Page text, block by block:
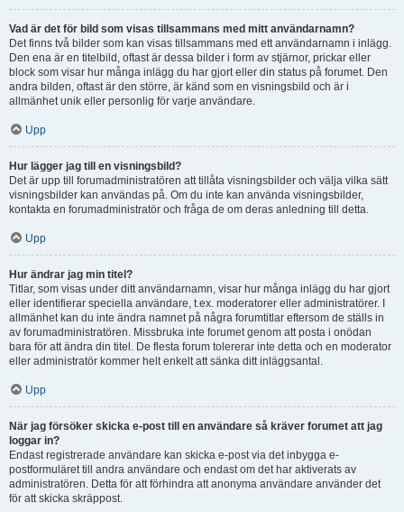
Vad är det för bild som visas tillsammans med mitt användarnamn?
Det finns två bilder som kan visas tillsammans med ett användarnamn i inlägg.
Den ena är en titelbild, oftast är dessa bilder i form av stjärnor, prickar eller
block som visar hur många inlägg du har gjort eller din status på forumet. Den
andra bilden, oftast är den större, är känd som en visningsbild och är i
allmänhet unik eller personlig för varje användare.
Upp
Hur lägger jag till en visningsbild?
Det är upp till forumadministratören att tillåta visningsbilder och välja vilka sätt
visningsbilder kan användas på. Om du inte kan använda visningsbilder,
kontakta en forumadministratör och fråga de om deras anledning till detta.
Upp
Hur ändrar jag min titel?
Titlar, som visas under ditt användarnamn, visar hur många inlägg du har gjort
eller identifierar speciella användare, t.ex. moderatorer eller administratörer. I
allmänhet kan du inte ändra namnet på några forumtitlar eftersom de ställs in
av forumadministratören. Missbruka inte forumet genom att posta i onödan
bara för att ändra din titel. De flesta forum tolererar inte detta och en moderator
eller administratör kommer helt enkelt att sänka ditt inläggsantal.
Upp
När jag försöker skicka e-post till en användare så kräver forumet att jag
loggar in?
Endast registrerade användare kan skicka e-post via det inbygga e-
postformuläret till andra användare och endast om det har aktiverats av
administratören. Detta för att förhindra att anonyma användare använder det
för att skicka skräppost.